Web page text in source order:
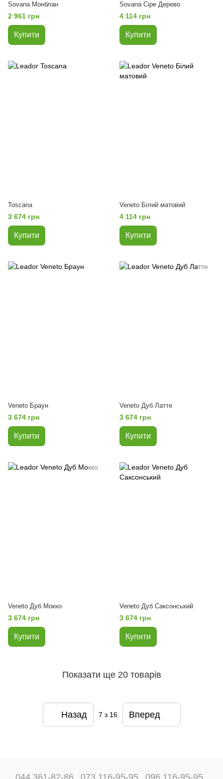
Sovana Монблан
2 961 грн
Купити
Sovana Сіре Дерево
4 114 грн
Купити
Toscana
3 674 грн
Купити
Veneto Білий матовий
4 114 грн
Купити
Veneto Браун
3 674 грн
Купити
Veneto Дуб Латте
3 674 грн
Купити
Veneto Дуб Мокко
3 674 грн
Купити
Veneto Дуб Саксонський
3 674 грн
Купити
Показати ще 20 товарів
Назад 7 з 16 Вперед
044 361-82-86 073 116-95-95 096 116-95-95